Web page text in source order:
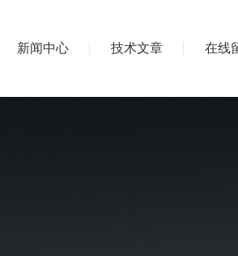
新闻中心 技术文章 在线